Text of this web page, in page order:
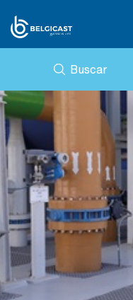
Buscar
NOTICIAS
DESCARGAS
REFERENCIAS
CONTACTO
PRESTO